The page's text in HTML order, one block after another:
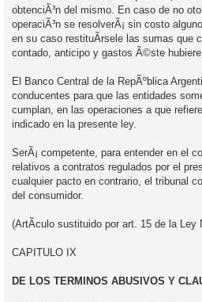
obtenciÃ³n del mismo. En caso de no
operaciÃ³n se resolverÃ¡ sin costo
en su caso restituÃ­rsele las sumas que
contado, anticipo y gastos Ã©ste hubiere
El Banco Central de la RepÃºblica
conducentes para que las entidades
cumplan, en las operaciones a que
indicado en la presente ley.
SerÃ¡ competente, para entender en el
relativos a contratos regulados por el
cualquier pacto en contrario, el tribunal
del consumidor.
(ArtÃ­culo sustituido por art. 15 de la Ley
CAPITULO IX
DE LOS TERMINOS ABUSIVOS Y